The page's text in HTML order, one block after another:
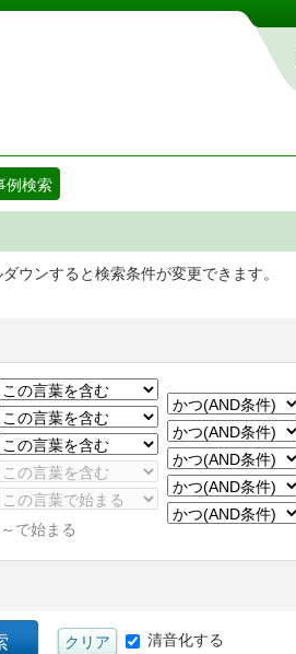
検索・予約システム
例検索
ウンすると検索条件が変更できます。
～で始まる
清音化する